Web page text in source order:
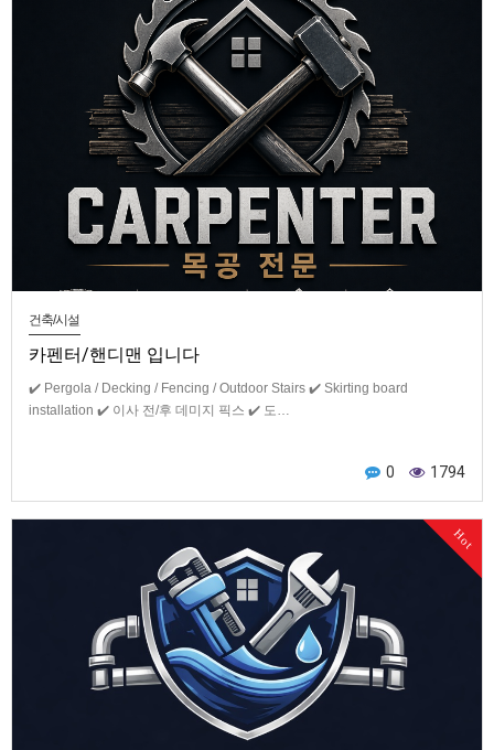
건축/시설
카펜터/핸디맨 입니다
✔️ Pergola / Decking / Fencing / Outdoor Stairs ✔️ Skirting board
installation ✔️ 이사 전/후 데미지 픽스 ✔️ 도…
0 1794
Hot